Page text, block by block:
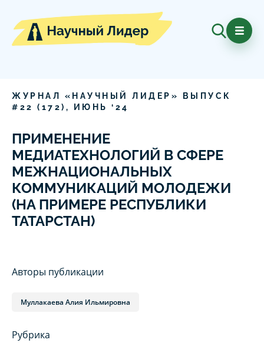
ЖУРНАЛ «НАУЧНЫЙ ЛИДЕР» ВЫПУСК
# 22 ( 172), ИЮНЬ ‘ 24
ПРИМЕНЕНИЕ
МЕДИАТЕХНОЛОГИЙ В СФЕРЕ
МЕЖНАЦИОНАЛЬНЫХ
КОММУНИКАЦИЙ МОЛОДЕЖИ
(НА ПРИМЕРЕ РЕСПУБЛИКИ
ТАТАРСТАН)
Авторы публикации
Муллакаева Алия Ильмировна
Рубрика